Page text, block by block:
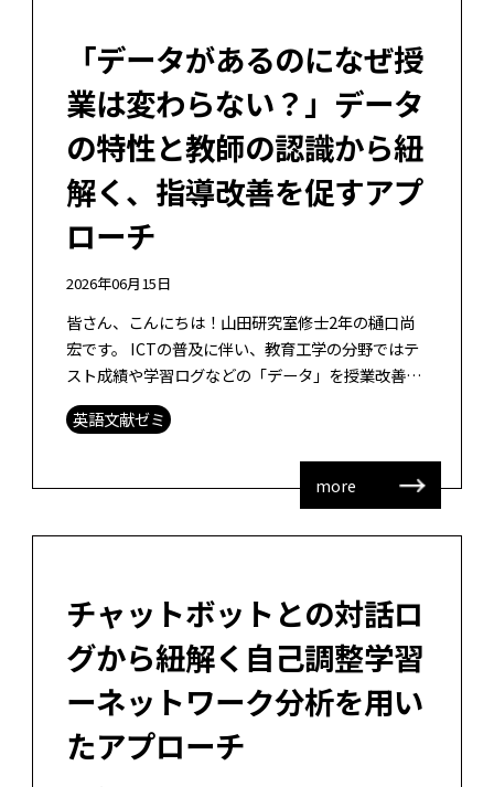
「データがあるのになぜ授
業は変わらない？」データ
の特性と教師の認識から紐
解く、指導改善を促すアプ
ローチ
2026年06月15日
皆さん、こんにちは！山田研究室修士2年の樋口尚
宏です。 ICTの普及に伴い、教育工学の分野ではテ
スト成績や学習ログなどの「データ」を授業改善に
活かすデータ駆動型意思決定（Data Driven
Decision Maki […]
英語文献ゼミ
more
チャットボットとの対話ロ
グから紐解く自己調整学習
ーネットワーク分析を用い
たアプローチ